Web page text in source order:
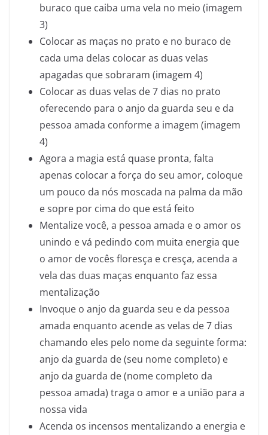
buraco que caiba uma vela no meio (imagem
3)
Colocar as maças no prato e no buraco de
cada uma delas colocar as duas velas
apagadas que sobraram (imagem 4)
Colocar as duas velas de 7 dias no prato
oferecendo para o anjo da guarda seu e da
pessoa amada conforme a imagem (imagem
4)
Agora a magia está quase pronta, falta
apenas colocar a força do seu amor, coloque
um pouco da nós moscada na palma da mão
e sopre por cima do que está feito
Mentalize você, a pessoa amada e o amor os
unindo e vá pedindo com muita energia que
o amor de vocês floresça e cresça, acenda a
vela das duas maças enquanto faz essa
mentalização
Invoque o anjo da guarda seu e da pessoa
amada enquanto acende as velas de 7 dias
chamando eles pelo nome da seguinte forma:
anjo da guarda de (seu nome completo) e
anjo da guarda de (nome completo da
pessoa amada) traga o amor e a união para a
nossa vida
Acenda os incensos mentalizando a energia e